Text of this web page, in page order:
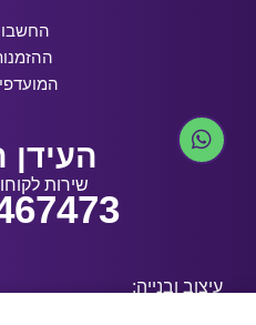
שירות
עיצוב ובנייה: